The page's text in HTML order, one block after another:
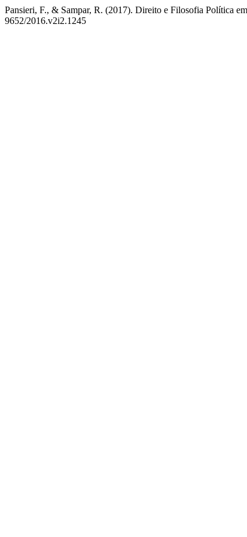
Pansieri, F., & Sampar, R. (2017). Direito e Filosofia Política
9652/2016.v2i2.1245